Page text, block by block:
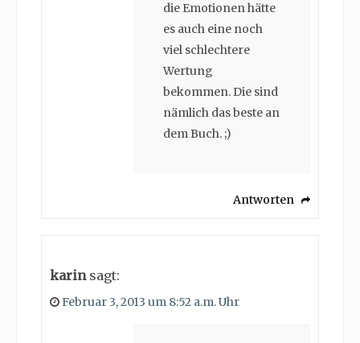
die Emotionen hätte
es auch eine noch
viel schlechtere
Wertung
bekommen. Die sind
nämlich das beste an
dem Buch. ;)
Antworten
karin sagt:
Februar 3, 2013 um 8:52 a.m. Uhr